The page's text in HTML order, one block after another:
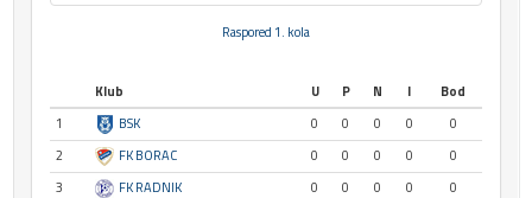
Raspored 1. kola
Klub U P N I
Bod
1
BSK 0 0 0 0
0
2
FK BORAC 0 0 0 0
0
3
FK RADNIK 0 0 0 0
0